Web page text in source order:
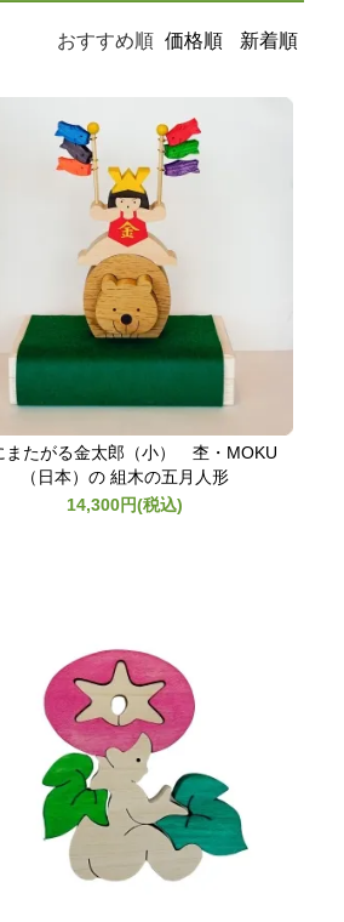
おすすめ順 価格順 新着順
またがる金太郎（小） 杢・MOKU
（日本）の 組木の五月人形
14,300円(税込)